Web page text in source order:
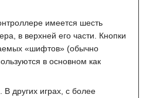
имеется шесть
в верхней его части. Кнопки
«шифтов» (обычно
в основном как
других играх, с более